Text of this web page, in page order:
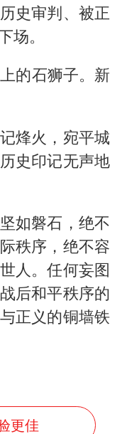
史审判、被正
场。
的石狮子。新
烽火，宛平城
史印记无声地
如磐石，绝不
秩序，绝不容
人。任何妄图
后和平秩序的
正义的铜墙铁
更佳